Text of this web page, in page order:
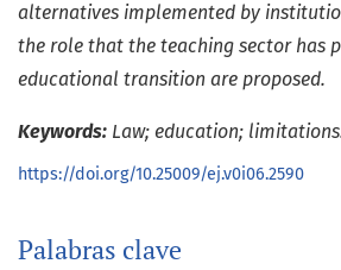
Palabras clave
alternatives implemented by
the role that the teaching sector has
educational transition are proposed.
Keywords: Law; education;
https://doi.org/10.25009/ej.v0i06.2590